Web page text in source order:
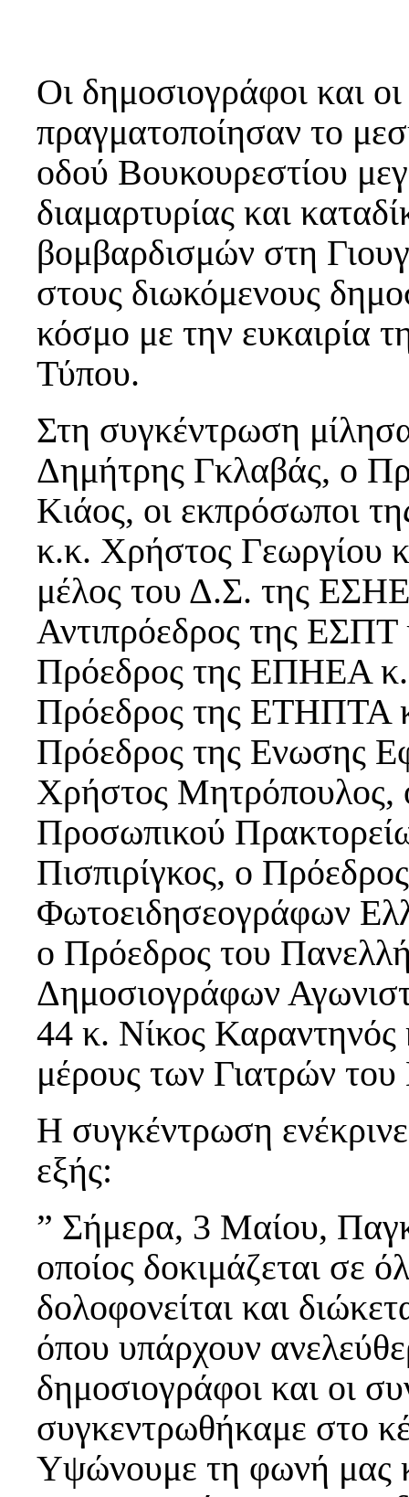
Οι δημοσιογράφοι και
πραγματοποίησαν το
οδού Βουκουρεστίου
διαμαρτυρίας και
βομβαρδισμών στη
στους διωκόμενους
κόσμο με την ευκαιρία
Τύπου.
Στη συγκέντρωση
Δημήτρης Γκλαβάς, ο
Κιάος, οι εκπρόσωποι
κ.κ. Χρήστος Γεωργίου
μέλος του Δ.Σ. της
Αντιπρόεδρος της
Πρόεδρος της ΕΠΗΕΑ
Πρόεδρος της ΕΤΗΠΤΑ
Πρόεδρος της Ενωσης
Χρήστος Μητρόπουλος,
Προσωπικού
Πισπιρίγκος, ο
Φωτοειδησεογράφων
ο Πρόεδρος του
Δημοσιογράφων
44 κ. Νίκος
μέρους των Γιατρών
Η συγκέντρωση
εξής:
” Σήμερα, 3 Μαίου,
οποίος δοκιμάζεται σε
δολοφονείται και
όπου υπάρχουν
δημοσιογράφοι και οι
συγκεντρωθήκαμε στο
Υψώνουμε τη φωνή μας